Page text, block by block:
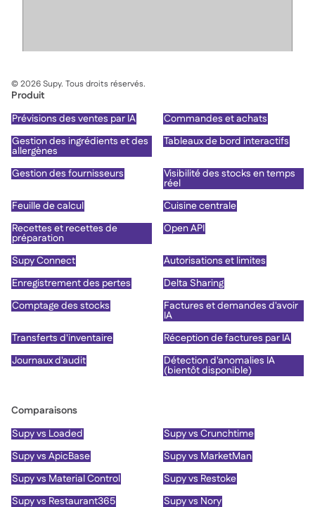
Produit
Prévisions des ventes par IA
Commandes et achats
Gestion des ingrédients et des
allergènes
Tableaux de bord interactifs
Gestion des fournisseurs Visibilité des stocks en temps
réel
Feuille de calcul
Cuisine centrale
Recettes et recettes de
préparation
Open API
Supy Connect
Autorisations et limites
Enregistrement des pertes
Delta Sharing
Comptage des stocks
Factures et demandes d'avoir
IA
Transferts d'inventaire
Réception de factures par IA
Journaux d'audit
Détection d'anomalies IA
(bientôt disponible)
Comparaisons
Supy vs Loaded
Supy vs Crunchtime
Supy vs ApicBase
Supy vs MarketMan
Supy vs Material Control
Supy vs Restoke
Supy vs Restaurant365
Supy vs Nory
©2026Supy. Tous droits réservés.